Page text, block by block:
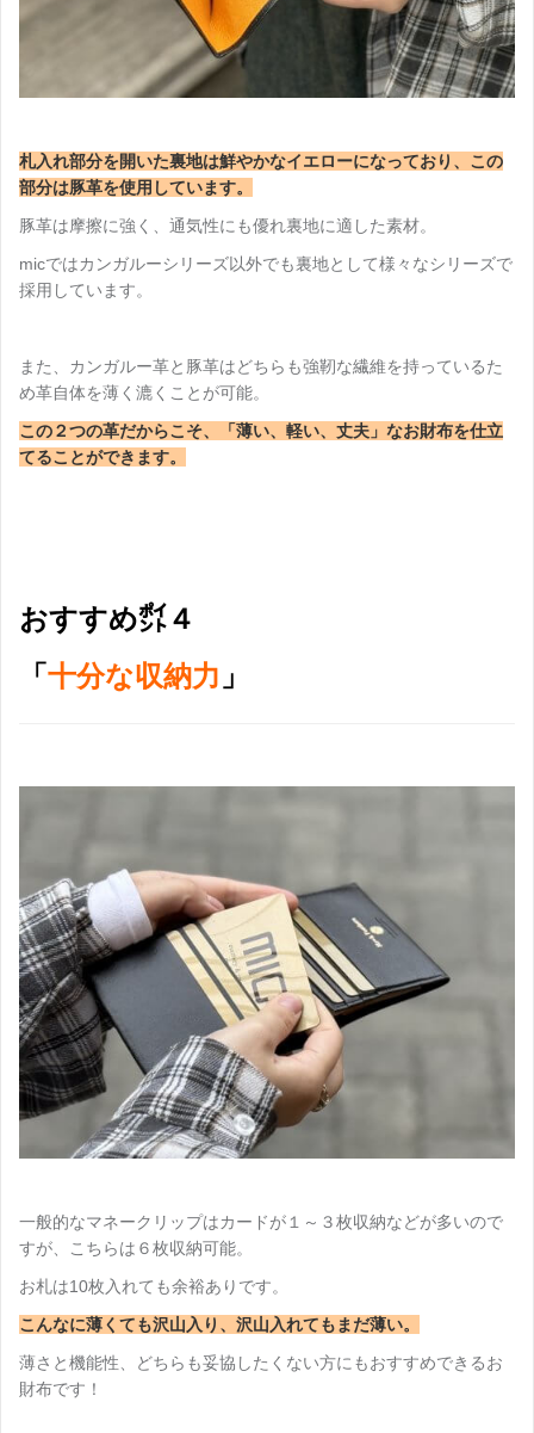
札入れ部分を開いた裏地は鮮やかなイエローになっており、この
部分は豚革を使用しています。
豚革は摩擦に強く、通気性にも優れ裏地に適した素材。
micではカンガルーシリーズ以外でも裏地として様々なシリーズで
採用しています。
また、カンガルー革と豚革はどちらも強靭な繊維を持っているた
め革自体を薄く漉くことが可能。
この２つの革だからこそ、「薄い、軽い、丈夫」なお財布を仕立
てることができます。
おすすめ㌽４
「十分な収納力 」
一般的なマネークリップはカードが１～３枚収納などが多いので
すが、こちらは６枚収納可能。
お札は10枚入れても余裕ありです。
こんなに薄くても沢山入り、沢山入れてもまだ薄い。
薄さと機能性、どちらも妥協したくない方にもおすすめできるお
財布です！